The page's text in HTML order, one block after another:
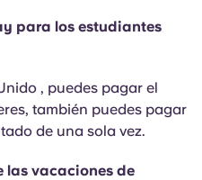
para los estudiantes
, puedes pagar el
también puedes pagar
de una sola vez.
las vacaciones de